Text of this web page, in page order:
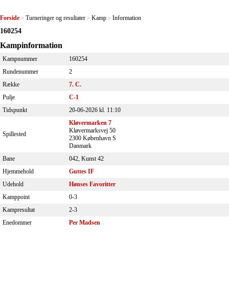
Forside > Turneringer og resultater > Kamp > Information
160254
Kampinformation
Kampnummer
160254
Rundenummer
2
Række
7. C.
Pulje
C-1
Tidspunkt
20-06-2026 kl. 11:10
Spillested
Kløvermarken 7
Kløvermarksvej 50
2300 København S
Danmark
Bane
042, Kunst 42
Hjemmehold
Guttes IF
Udehold
Hønses Favoritter
Kamppoint
0-3
Kampresultat
2-3
Enedommer
Per Madsen